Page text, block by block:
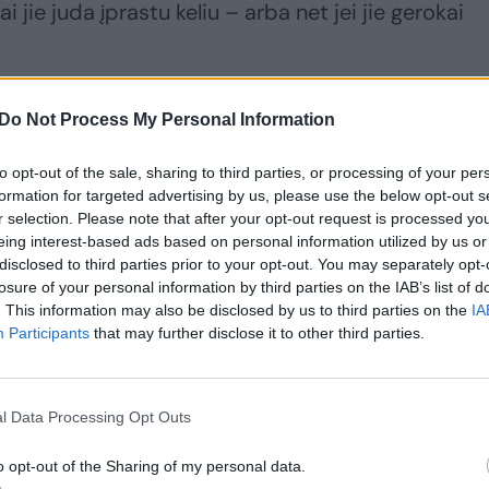
Do Not Process My Personal Information
opt-out of the sale, sharing to third parties, or processing of your
for targeted advertising by us, please use the below opt-out
selection. Please note that after your opt-out request is processed
interest-based ads based on personal information utilized by us
to third parties prior to your opt-out. You may separately
of your personal information by third parties on the IAB’s list of
This information may also be disclosed by us to third parties on the
Participants that may further disclose it to other third parties.
Data Processing Opt Outs
opt-out of the Sharing of my personal data.
jie juda įprastu keliu – arba net jei jie gerokai
kad migruojantys paukščiai pasikliauja
lauko ženklais, kad nustatytų, kuria kryptimi
kompasą gerokai skiriasi nuo žinojimo,
vis dar ginčijasi, ar paukščiai nustato
ir kaip tai daro.